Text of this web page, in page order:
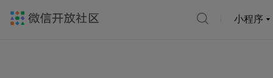
小程序